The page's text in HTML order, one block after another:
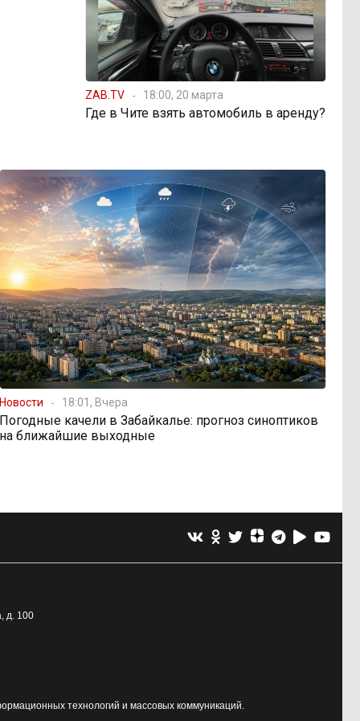
ZAB.TV 18:00, 20 марта
Где в Чите взять автомобиль в аренду?
Новости 18:01, Вчера
Погодные качели в Забайкалье: прогноз синоптиков
на ближайшие выходные
д. 100
технологий и массовых коммуникаций.